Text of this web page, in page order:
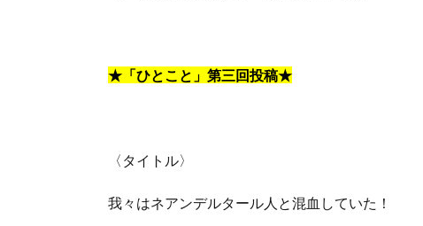
★「ひとこと」第三回投稿★
〈タイトル〉
我々はネアンデルタール人と混血していた！